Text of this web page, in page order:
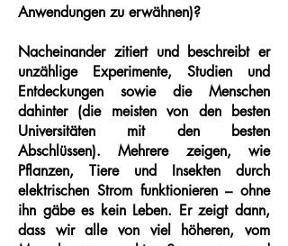
Anwendungen zu erwähnen)?
Nacheinander zitiert und beschreibt er
unzählige Experimente, Studien und
Entdeckungen sowie die Menschen
dahinter (die meisten von den besten
Universitäten mit den besten
Abschlüssen). Mehrere zeigen, wie
Pflanzen, Tiere und Insekten durch
elektrischen Strom funktionieren – ohne
ihn gäbe es kein Leben. Er zeigt dann,
dass wir alle von viel höheren, vom